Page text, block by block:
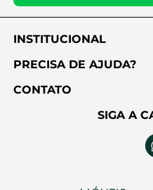
Estado*
Título*
INSTITUCIONAL
PRECISA DE AJUDA?
CONTATO
SIGA A